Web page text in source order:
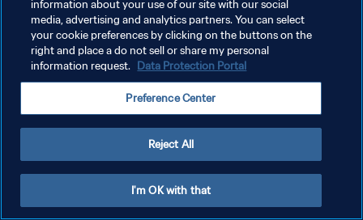
سياسة الخصوصية
شروط الخدمة
إدارة تفضيلات ملفات تعريف الارتباط
information about your use of our site with our social
media, advertising and analytics partners. You can select
your cookie preferences by clicking on the buttons on the
right and place a do not sell or share my personal
information request. Data Protection Portal
Preference Center
Reject All
I'm OK with that